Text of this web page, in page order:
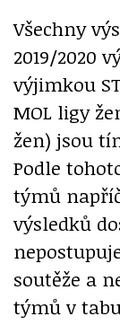
Všechny
2019/2020
výjimkou
MOL ligy
žen) jsou
Podle
týmů
výsledků
soutěže a
týmů v